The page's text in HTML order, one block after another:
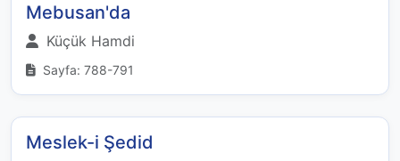
Mebusan'da
Küçük Hamdi
Sayfa: 788-791
Meslek-i Şedid